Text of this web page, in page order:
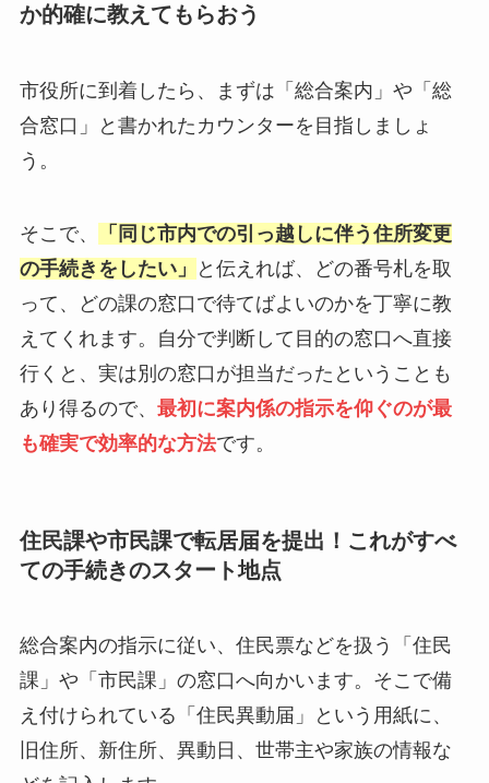
か的確に教えてもらおう
市役所に到着したら、まずは「総合案内」や「総
合窓口」と書かれたカウンターを目指しましょ
う。
そこで、
「同じ市内での引っ越しに伴う住所変更
の手続きをしたい」
と伝えれば、どの番号札を取
って、どの課の窓口で待てばよいのかを丁寧に教
えてくれます。自分で判断して目的の窓口へ直接
行くと、実は別の窓口が担当だったということも
あり得るので、 最初に案内係の指示を仰ぐのが最
も確実で効率的な方法です。
住民課や市民課で転居届を提出！これがすべ
ての手続きのスタート地点
総合案内の指示に従い、住民票などを扱う「住民
課」や「市民課」の窓口へ向かいます。そこで備
え付けられている「住民異動届」という用紙に、
旧住所、新住所、異動日、世帯主や家族の情報な